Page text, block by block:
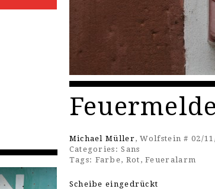
Michael Müller, Wolfstein # 02/
Categories: Sans
Tags: Farbe, Rot ,Feueralarm
Scheibe eingedrückt